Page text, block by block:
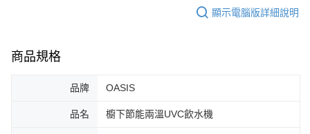
顯示電腦版詳細說明
商品規格
品牌 OASIS
品名 櫥下節能兩溫UVC飲水機